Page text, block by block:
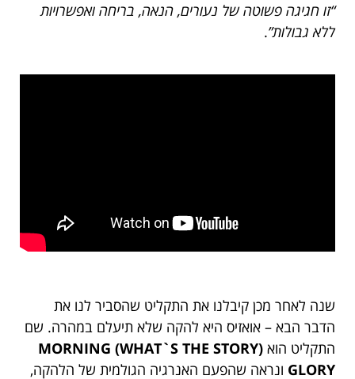
“זו חגיגה פשוטה של נעורים, הנאה, בריחה ואפשרויות
ללא גבולות”.
שנה לאחר מכן קיבלנו את התקליט שהסביר לנו את
הדבר הבא – אואזיס היא להקה שלא תיעלם במהרה. שם
התקליט הוא (WHAT`S THE STORY)
MORNING
GLORY ונראה שהפעם האנרגיה הגולמית של הלהקה,